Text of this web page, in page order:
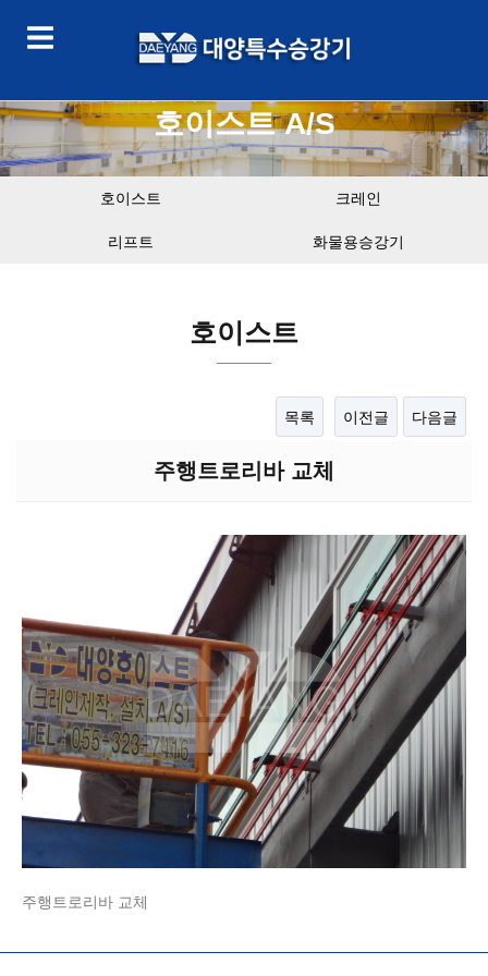
호이스트 A/S
호이스트 크레인
리프트 화물용승강기
호이스트
이전글 다음글
목록
주행트로리바 교체
주행트로리바 교체